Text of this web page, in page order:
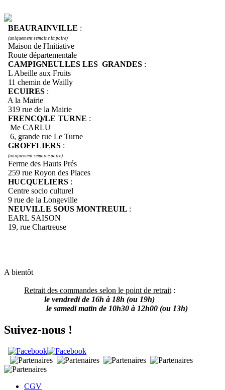
BEAURAINVILLE :
(uniquement semaine impaire)
Maison de l'Initiative
Route départementale
CAMPIGNEULLES LES GRANDES :
L Abeille aux Fruits
11 chemin de Wailly
ECUIRES :
A la Mairie
319 rue de la Mairie
FRENCQ/LE TURNE :
Me CARLU
6, grande rue Le Turne
GROFFLIERS :
(uniquement semaine paire)
Ferme des Hauts Prés
259 rue Royon des Places
HUCQUELIERS :
Centre socio culturel
9 rue de la Longeville
NEUVILLE SOUS MONTREUIL :
EARL SAISON
19, rue Chartreuse
A bientôt
Retrait des commandes selon le point de retrait :
le vendredi de 16h à 18h (ou 19h)
le samedi matin de 10h30 à 12h00 (ou 13h)
Suivez-nous !
CGV